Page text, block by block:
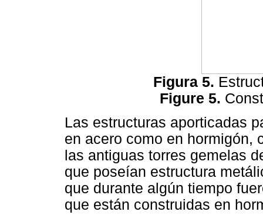
Figura 5.
Figure 5.
Las estructuras aporticadas
en acero como en hormigón,
las antiguas torres gemelas
que poseían estructura
que durante algún tiempo
que están construidas en